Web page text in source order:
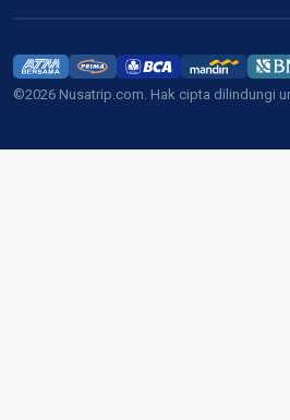
©2026 Nusatrip.com. Hak cipta dilindungi